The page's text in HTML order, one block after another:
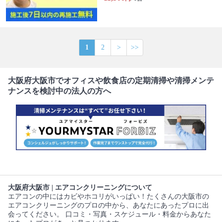
1 2 > >>
大阪府大阪市でオフィスや飲食店の定期清掃や清掃メンテ
ナンスを検討中の法人の方へ
大阪府大阪市 | エアコンクリーニングについて
エアコンの中にはカビやホコリがいっぱい！たくさんの大阪市の
エアコンクリーニングのプロの中から、あなたにあったプロに出
会ってください。 口コミ・写真・スケジュール・料金からあなた